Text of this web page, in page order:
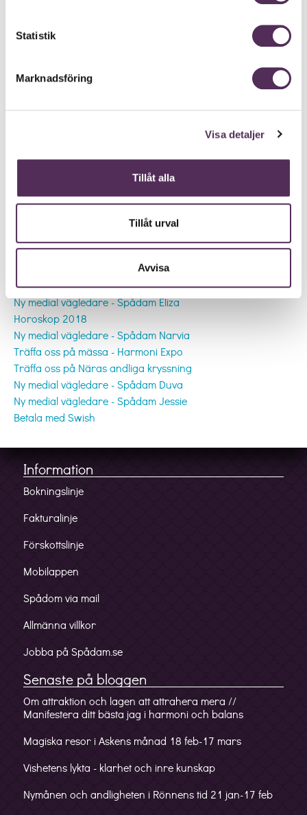
Statistik
Marknadsföring
Visa detaljer
Tillåt alla
Tillåt urval
Avvisa
Andra inlägg
Ny medial vägledare - Spådam Donia
Ny medial vägledare - Spådam Fia
Ny medial vägledare - Spådam Eliza
Horoskop 2018
Ny medial vägledare - Spådam Narvia
Träffa oss på mässa - Harmoni Expo
Träffa oss på Näras andliga kryssning
Ny medial vägledare - Spådam Duva
Ny medial vägledare - Spådam Jessie
Betala med Swish
Information
Bokningslinje
Fakturalinje
Förskottslinje
Mobilappen
Spådom via mail
Allmänna villkor
Jobba på Spådam.se
Senaste på bloggen
Om attraktion och lagen att attrahera mera //
Manifestera ditt bästa jag i harmoni och balans
Magiska resor i Askens månad 18 feb-17 mars
Vishetens lykta - klarhet och inre kunskap
Nymånen och andligheten i Rönnens tid 21 jan-17 feb